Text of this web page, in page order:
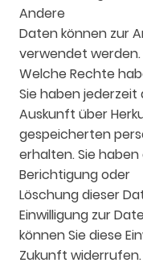
Andere
Daten können zur
verwendet werden.
Welche Rechte
Sie haben
Auskunft über
gespeicherten
erhalten. Sie
Berichtigung oder
Löschung dieser
Einwilligung zur
können Sie diese
Zukunft